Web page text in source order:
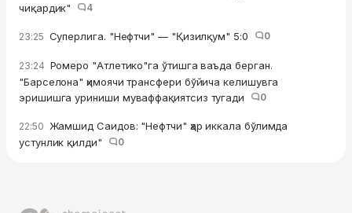
чиқардик"
4
23:25 Суперлига. "Нефтчи" — "Қизилқум" 5:0 0
23:24 Ромеро "Атлетико"га ўтишга ваъда берган.
"Барселона" ҳимоячи трансфери бўйича келишувга
эришишга уриниши муваффақиятсиз тугади
0
22:50 Жамшид Саидов: "Нефтчи" ҳар иккала бўлимда
устунлик қилди"
0